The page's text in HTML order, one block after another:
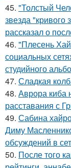
45. "Толстый
звезда "кривого
рассказал о
46. "Плесень
социальных
студийного
47. Сладкая
48. Аврора киба
расставания с
49. Сабина
Диму
обсуждений в
50. После того